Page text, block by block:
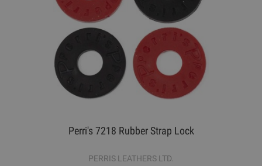
Perri's 7218 Rubber Strap Lock
PERRIS LEATHERS LTD.